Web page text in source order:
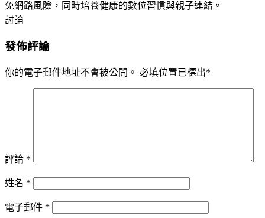
免網路風險，同時培養健康的數位習慣與親子連結。
討論
發佈評論
你的電子郵件地址不會被公開。 必填位置已標出*
評論 *
姓名 *
電子郵件 *